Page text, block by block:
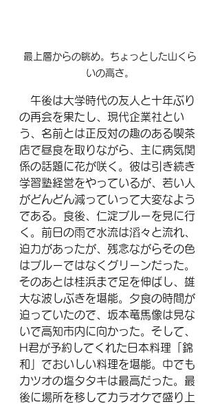
最上層からの眺め。ちょっとした山くら
いの高さ。
午後は大学時代の友人と十年ぶり
の再会を果たし、現代企業社とい
う、名前とは正反対の趣のある喫茶
店で昼食を取りながら、主に病気関
係の話題に花が咲く。彼は引き続き
学習塾経営をやっているが、若い人
がどんどん減っていって大変なよう
である。食後、仁淀ブルーを見に行
く。前日の雨で水流は滔々と流れ、
迫力があったが、残念ながらその色
はブルーではなくグリーンだった。
そのあとは桂浜まで足を伸ばし、雄
大な波しぶきを堪能。夕食の時間が
迫っていたので、坂本竜馬像は見な
いで高知市内に向かった。そして、
H君が予約してくれた日本料理「錦
和」でおいしい料理を堪能。中でも
カツオの塩タタキは最高だった。最
後に場所を移してカラオケで盛り上